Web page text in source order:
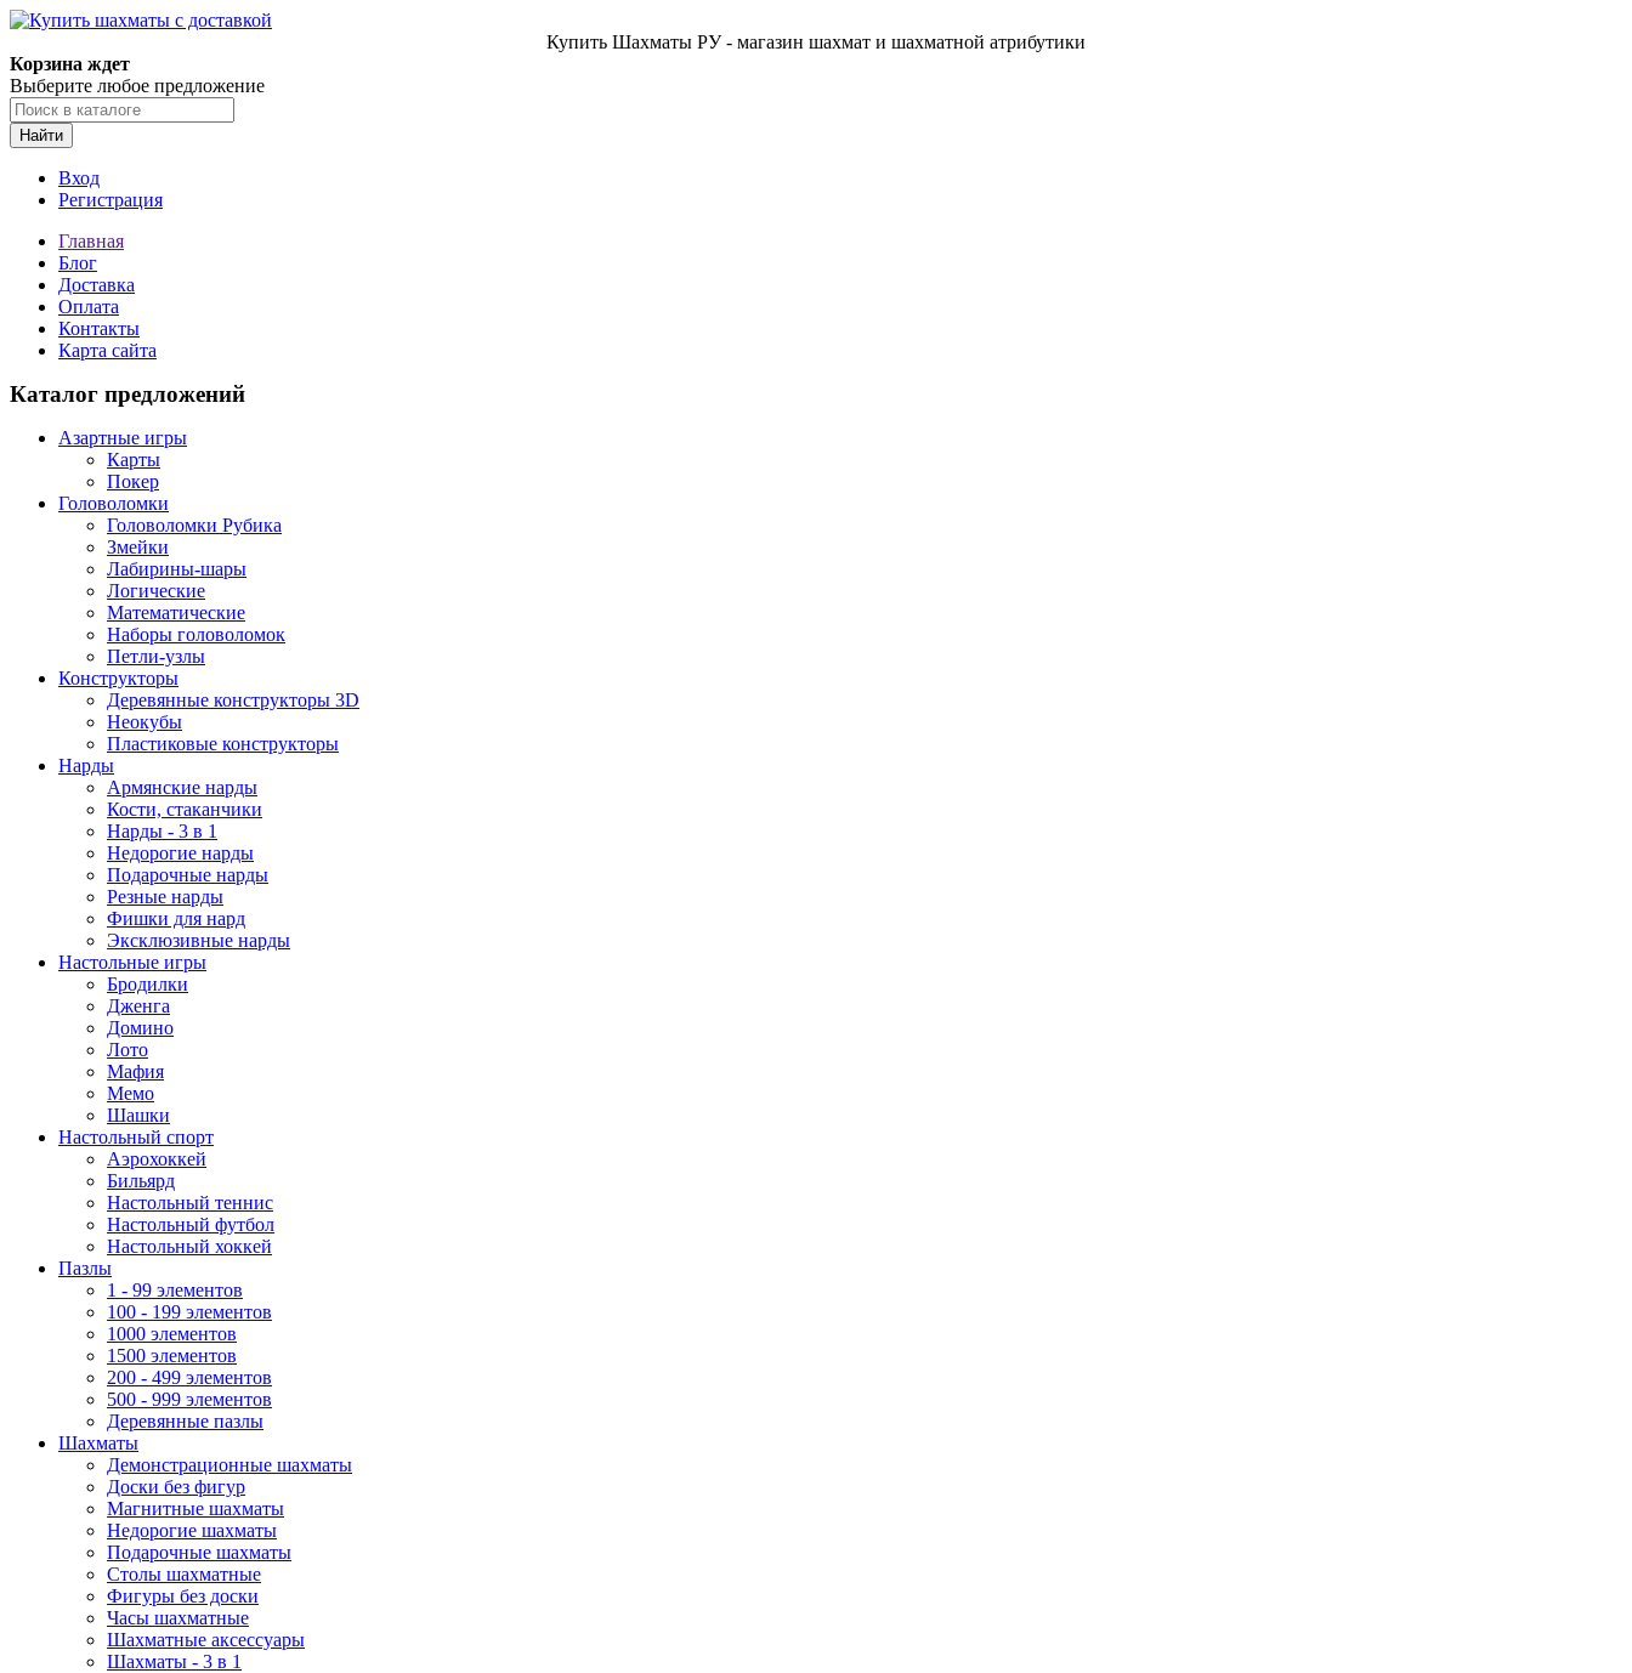
Купить Шахматы РУ - магазин шахмат и шахматной атрибутики
Корзина ждет
Выберите любое предложение
Найти
Вход
Регистрация
Главная
Блог
Доставка
Оплата
Контакты
Карта сайта
Каталог предложений
Азартные игры
Карты
Покер
Головоломки
Головоломки Рубика
Змейки
Лабирины-шары
Логические
Математические
Наборы головоломок
Петли-узлы
Конструкторы
Деревянные конструкторы 3D
Неокубы
Пластиковые конструкторы
Нарды
Армянские нарды
Кости, стаканчики
Нарды - 3 в 1
Недорогие нарды
Подарочные нарды
Резные нарды
Фишки для нард
Эксклюзивные нарды
Настольные игры
Бродилки
Дженга
Домино
Лото
Мафия
Мемо
Шашки
Настольный спорт
Аэрохоккей
Бильярд
Настольный теннис
Настольный футбол
Настольный хоккей
Пазлы
1 - 99 элементов
100 - 199 элементов
1000 элементов
1500 элементов
200 - 499 элементов
500 - 999 элементов
Деревянные пазлы
Шахматы
Демонстрационные шахматы
Доски без фигур
Магнитные шахматы
Недорогие шахматы
Подарочные шахматы
Столы шахматные
Фигуры без доски
Часы шахматные
Шахматные аксессуары
Шахматы - 3 в 1